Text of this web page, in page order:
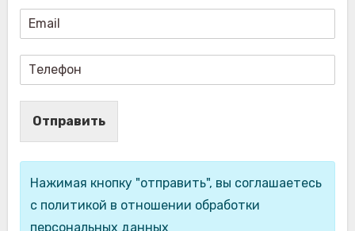
Отправить
Нажимая кнопку "отправить", вы соглашаетесь
с политикой в отношении обработки
персональных данных